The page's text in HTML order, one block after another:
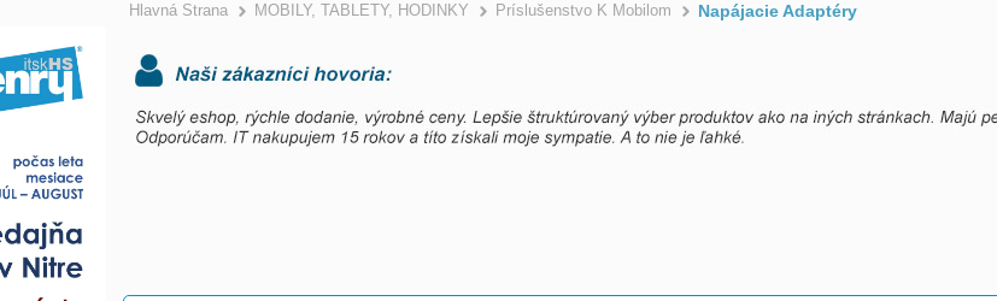
Hlavná Strana >
MOBILY, TABLETY, HODINKY >
Príslušenstvo K Mobilom >
Napájacie Adaptéry